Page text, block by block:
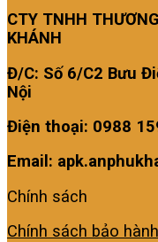
CTY TNHH
KHÁNH
Đ/C: Số 6/C2 Bưu
Nội
Điện thoại: 0988
Email:
Chính sách
Chính sách bảo